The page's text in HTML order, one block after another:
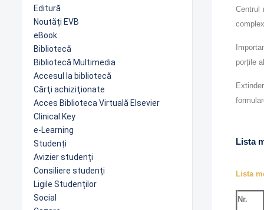
Editură
Noutăți EVB
eBook
Bibliotecă
Bibliotecă Multimedia
Accesul la bibliotecă
Cărţi achiziţionate
Acces Biblioteca Virtuală Elsevier
Clinical Key
e-Learning
Studenți
Avizier studenți
Consiliere studenți
Ligile Studenților
Social
Centrul
porțile
Lista
Lista
Nr.